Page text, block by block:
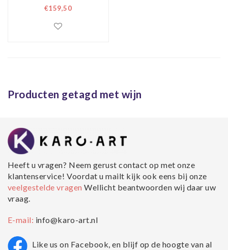
en vrouw in
80x120cm, multi-
inclusief ophang
materiaal
€159,50
Producten getagd met wijn
Heeft u vragen? Neem gerust contact op met onze
klantenservice! Voordat u mailt kijk ook eens bij onze
veelgestelde vragenWellicht beantwoorden wij daar uw
vraag.
E-mail: info@karo-art.nl
Like us on Facebook, en blijf op de hoogte van al